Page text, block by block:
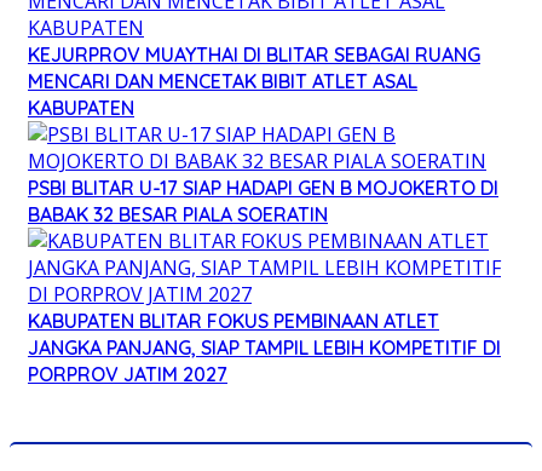
KEJURPROV MUAYTHAI DI BLITAR SEBAGAI RUANG
MENCARI DAN MENCETAK BIBIT ATLET ASAL
KABUPATEN
PSBI BLITAR U-17 SIAP HADAPI GEN B MOJOKERTO DI
BABAK 32 BESAR PIALA SOERATIN
KABUPATEN BLITAR FOKUS PEMBINAAN ATLET
JANGKA PANJANG, SIAP TAMPIL LEBIH KOMPETITIF DI
PORPROV JATIM 2027